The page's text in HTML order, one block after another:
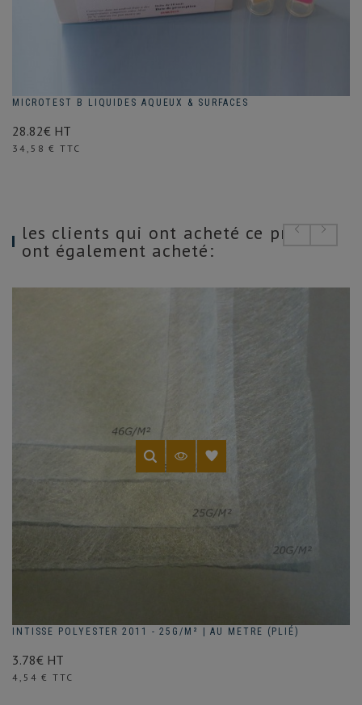
MICROTEST B LIQUIDES AQUEUX & SURFACES
28.82€ HT
Prix
34,58 € TTC
les clients qui ont acheté ce produit
ont également acheté:
INTISSE POLYESTER 2011 - 25G/M² | AU METRE (PLIÉ)
3.78€ HT
Prix
4,54 € TTC